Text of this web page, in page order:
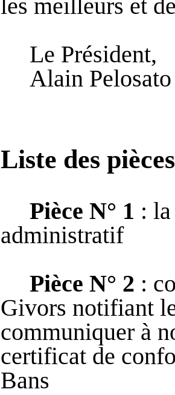
les meilleurs et
Le Président,
Alain Pelosato
Liste des
Pièce N° 1 :
administratif
Pièce N° 2 :
Givors notifiant
communiquer à
certificat de
Bans